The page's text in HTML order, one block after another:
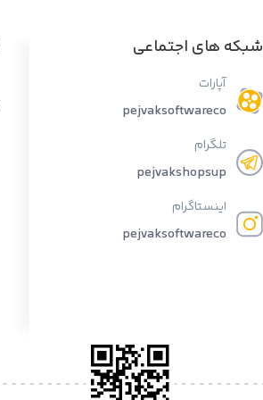
شبکه های اجتماعی
آپارات
pejvaksoftwareco
تلگرام
pejvakshopsup
اینستاگرام
pejvaksoftwareco